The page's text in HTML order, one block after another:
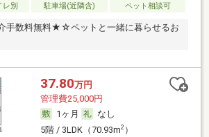
レ別
駐車場(近隣含) ペット相談可
手数料無料★☆ペットと一緒に暮らせるお
37.80万円
管理費25,000円
1ヶ月
なし
5階 / 3LDK（70.93m2）